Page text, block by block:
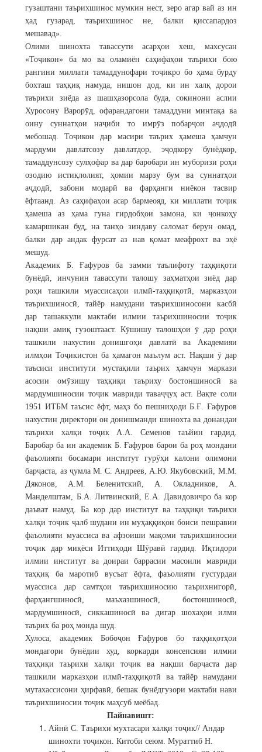
гузаштани таърихшинос мумкин нест, зеро агар вай аз ин
ҳад гузарад, таърихшинос не, балки қиссапардоз
мешавад».
Олими шинохта тавассути асарҳои хеш, махсусан
«Тоҷикон» ба мо ва оламиён саҳифаҳои таърихи бою
рангини миллати тамаддунофари тоҷикро бо ҳама бурду
бохташ таҳқиқ намуда, нишон дод, ки ин халқ дорои
таърихи зиёда аз шашҳазорсола буда, сокинони аслии
Хуросону Варорӯд, офарандагони тамаддуни минтақа ва
оину суннатҳои наҷиби то имрӯз побарҷои аҷдодӣ
мебошад. Тоҷикон дар масири таърих ҳамеша ҳамчун
мардуми давлатсозу давлатдор, эҷодкору бунёдкор,
тамаддунсозу сулҳофар ва дар баробари ин муборизи роҳи
озодию истиқлолият, ҳомии марзу бум ва суннатҳои
аҷдодӣ, забони модарӣ ва фарҳанги ниёкон тасвир
ёфтаанд. Аз саҳифаҳои асар бармеояд, ки миллати тоҷик
ҳамеша аз ҳама гуна гирдобҳои замона, ки ҷонкоҳу
камаршикан буд, на танҳо зиндаву саломат берун омад,
балки дар андак фурсат аз нав қомат меафрохт ва эҳё
мешуд.
Академик Б. Ғафуров ба замми таълифоту таҳқиқоти
бунёдӣ, инчунин тавассути талошу заҳматҳои зиёд дар
роҳи ташкили муассисаҳои илмӣ-таҳқиқотӣ, марказҳои
таърихшиносӣ, тайёр намудани таърихшиносони касбӣ
дар ташаккули мактаби илмии таърихшиносии тоҷик
нақши амиқ гузоштааст. Кӯшишу талошҳои ӯ дар роҳи
ташкили нахустин донишгоҳи давлатӣ ва Академияи
илмҳои Тоҷикистон ба ҳамагон маълум аст. Нақши ӯ дар
таъсиси институти мустақили таърих ҳамчун маркази
асосии омӯзишу таҳқиқи таъриху бостоншиносӣ ва
мардумшиносии тоҷик мавриди таваҷҷуҳ аст. Вақте соли
1951 ИТБМ таъсис ёфт, маҳз бо пешниҳоди Б.Ғ. Ғафуров
нахустин директори он донишманди шинохта ва донандаи
таърихи халқи тоҷик А.А. Семенов таъйин гардид.
Баробар ба ин академик Б. Ғафуров барои ба роҳ мондани
фаъолияти босамари институт гурӯҳи калони олимони
барҷаста, аз ҷумла М. С. Андреев, А.Ю. Якубовский, М.М.
Дяконов, А.М. Беленитский, А. Окладников, А.
Манделштам, Б.А. Литвинский, Е.А. Давидовичро ба кор
даъват намуд. Ба кор дар институт ва таҳқиқи таърихи
халқи тоҷик ҷалб шудани ин муҳаққиқон боиси пешравии
фаъолияти муассиса ва афзоиши мақоми таърихшиносии
тоҷик дар миқёси Иттиҳоди Шӯравӣ гардид. Иқтидори
илмии институт ва доираи баррасии масоили мавриди
таҳқиқ ба маротиб вусъат ёфта, фаъолияти густурдаи
муассиса дар самтҳои таърихшиносию таърихнигорӣ,
фарҳангшиносӣ, маъхазшиносӣ, бостоншиносӣ,
мардумшиносӣ, сиккашиносӣ ва дигар шохаҳои илми
таърих ба роҳ монда шуд.
Хулоса, академик Бобоҷон Ғафуров бо таҳқиқотҳои
мондагори бунёдии худ, коркарди консепсияи илмии
таҳқиқи таърихи халқи тоҷик ва нақши барҷаста дар
ташкили марказҳои илмӣ-таҳқиқотӣ ва тайёр намудани
мутахассисони ҳирфавӣ, бешак бунёдгузори мактаби нави
таърихшиносии тоҷик маҳсуб меёбад.
Пайнавишт:
Айнӣ С. Таърихи мухтасари халқи тоҷик// Андар
шинохти тоҷикон. Китоби сеюм. Мураттиб Н.